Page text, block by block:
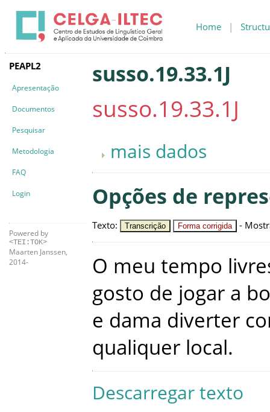
Home |
PEAPL2
Apresentação
Documentos
Pesquisar
Metodologia
FAQ
Login
Powered by
<TEI:TOK>
Maarten Janssen,
2014-
susso.19.33.1J
susso.19.33.1J
mais dados
Opções de
Texto: Transcrição Forma corrigida -
O meu tempo
gosto de jogar a
e dama diverter
qualiquer local.
Descarregar texto